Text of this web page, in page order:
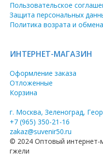
Пользовательское
Защита персональных
Политика возрата и обмена
ИНТЕРНЕТ-МАГАЗИН
Оформление заказа
Отложенные
Корзина
г. Москва, Зеленоград,
+7 (965) 350-21-16
zakaz@suvenir50.ru
© 2024 Оптовый интернет-
гжели